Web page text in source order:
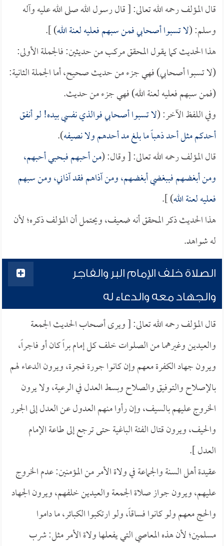
قال المؤلف رحمه الله تعالى: [ قال رسول الله صلى الله عليه وآله
وسلم: (لا تسبوا أصحابي فمن سبهم فعليه لعنة الله) ].
هذا الحديث كما يقول المحقق مركب من حديثين: فالجملة الأولى:
(لا تسبوا أصحابي) فهي جزء من حديث صحيح، أما الجملة الثانية:
(فمن سبهم فعليه لعنة الله) فهي جزء من حديث.
وفي اللفظ الآخر: (لا تسبوا أصحابي فوالذي نفسي بيده! لو أنفق
أحدكم مثل أحد ذهباً ما بلغ مد أحدهم ولا نصيفه).
قال المؤلف رحمه الله تعالى: [ وقال: (من أحبهم فبحبي أحبهم،
ومن أبغضهم فببغضي أبغضهم، ومن آذاهم فقد آذاني، ومن سبهم
فعليه لعنة الله) ].
هذا الحديث ذكر المحقق أنه ضعيف، ويحتمل أن المؤلف ذكره؛ لأن
له شواهد.
الصلاة خلف الإمام البر والفاجر
والجهاد معه والدعاء له
قال المؤلف رحمه الله تعالى: [ ويرى أصحاب الحديث الجمعة
والعيدين وغيرهما من الصلوات خلف كل إمام براً كان أو فاجراً،
ويرون جهاد الكفرة معهم وإن كانوا جورة فجرة، ويرون الدعاء لهم
بالإصلاح والتوفيق والصلاح وبسط العدل في الرعية، ولا يرون
الخروج عليهم بالسيف، وإن رأوا منهم العدول عن العدل إلى الجور
والحيف، ويرون قتال الفئة الباغية حتى ترجع إلى طاعة الإمام
العدل ].
عقيدة أهل السنة والجماعة في ولاة الأمر من المؤمنين: عدم الخروج
عليهم، ويرون جواز صلاة الجمعة والعيدين خلفهم، ويرون الجهاد
والحج معهم ولو كانوا فساقاً، ولو ارتكبوا الكبائر، ما داموا
مسلمين؛ لأن هذه المعاصي التي يفعلها ولاة الأمر مثل: شرب